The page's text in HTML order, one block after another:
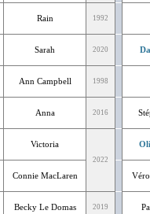
Rain 1992
Sarah 2020
Ann Campbell 1998
Anna 2016
Victoria
2022
Connie MacLaren
Becky Le Domas 2019